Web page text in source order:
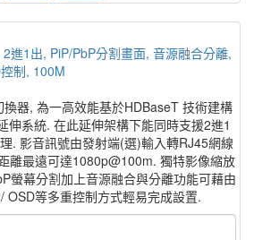
進1出, PiP/PbP分割畫面, 音源融合分離,
制, 100M
器, 為一高效能基於HDBaseT 技術建構
伸系統. 在此延伸架構下能同時支援2進1
. 影音訊號由發射端(選)輸入轉RJ45網線
離最遠可達1080p@100m. 獨特影像縮放
螢幕分割加上音源融合與分離功能可藉由
OSD等多重控制方式輕易完成設置.